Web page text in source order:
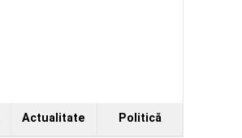
Actualitate Politică